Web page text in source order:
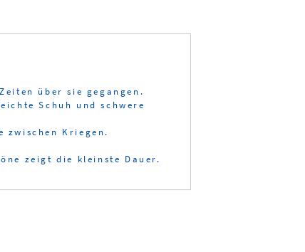
über sie gegangen.
Schuh und schwere
zwischen Kriegen.
zeigt die kleinste Dauer.